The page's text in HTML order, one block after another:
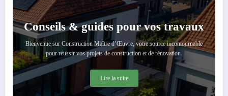
Conseils & guides pour vos travaux
Bienvenue sur Construction Maître d’Œuvre, votre source incontournable
pour réussir vos projets de construction et de rénovation.
Lire la suite